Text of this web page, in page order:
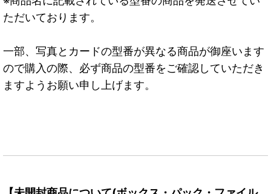
ただいております。
一部、写真とカードの型番が異なる商品が御座います
ので購入の際、必ず商品の型番をご確認していただき
ますようお願い申し上げます。